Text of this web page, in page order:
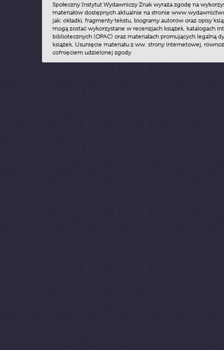
Społeczny Instytut Wydawniczy Znak wyraża zgodę na
materiałów dostępnych aktualnie na stronie
jak: okładki, fragmenty tekstu, biogramy autorów oraz opisy
mogą zostać wykorzystane w recenzjach książek, katalogach
bibliotecznych (OPAC) oraz materiałach promujących legalną
książek. Usunięcie materiału z ww. strony internetowej,
cofnięciem udzielonej zgody.